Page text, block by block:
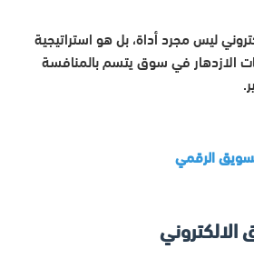
ليس مجرد أداة، بل هو استراتيجية
الازدهار في سوق يتسم بالمنافسة
الرقمي
الالكتروني